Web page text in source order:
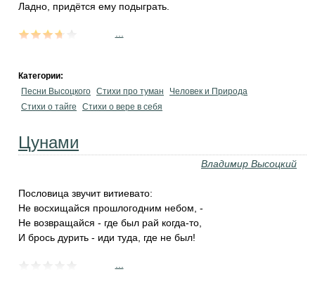
Ладно, придётся ему подыграть.
Категории:
Песни Высоцкого Стихи про туман
Человек и Природа
Стихи о тайге
Стихи о вере в себя
Цунами
Владимир Высоцкий
Пословица звучит витиевато:
Не восхищайся прошлогодним небом, -
Не возвращайся - где был рай когда-то,
И брось дурить - иди туда, где не был!